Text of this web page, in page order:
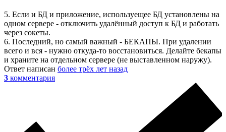
5. Если и БД и приложение, используещее БД установлены на
одном сервере - отключить удалённый доступ к БД и работать
через сокеты.
6. Последний, но самый важный - БЕКАПЫ. При удалении
всего и вся - нужно откуда-то восстановиться. Делайте бекапы
и храните на отдельном сервере (не выставленном наружу).
Ответ написан более трёх лет назад
3 комментария